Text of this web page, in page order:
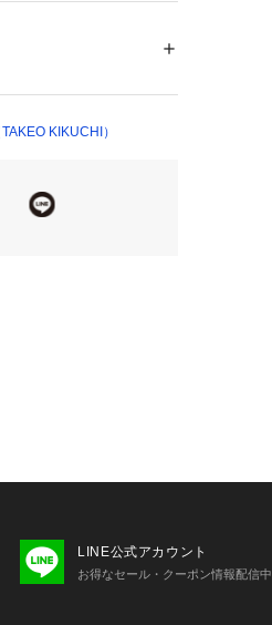
自由な発想を取り入
KIKUCHI）
LINE公式アカウント
お得なセール・クーポン情報配信中